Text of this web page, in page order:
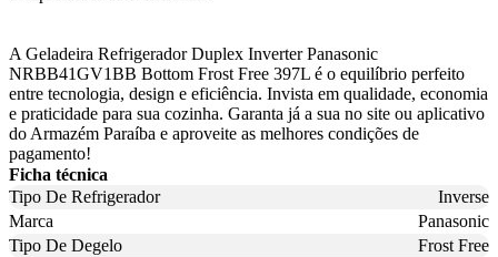
A Geladeira Refrigerador Duplex Inverter Panasonic
NRBB41GV1BB Bottom Frost Free 397L é o equilíbrio perfeito
entre tecnologia, design e eficiência. Invista em qualidade, economia
e praticidade para sua cozinha. Garanta já a sua no site ou aplicativo
do Armazém Paraíba e aproveite as melhores condições de
pagamento!
Ficha técnica
Tipo De Refrigerador
Inverse
Marca
Panasonic
Tipo De Degelo
Frost Free